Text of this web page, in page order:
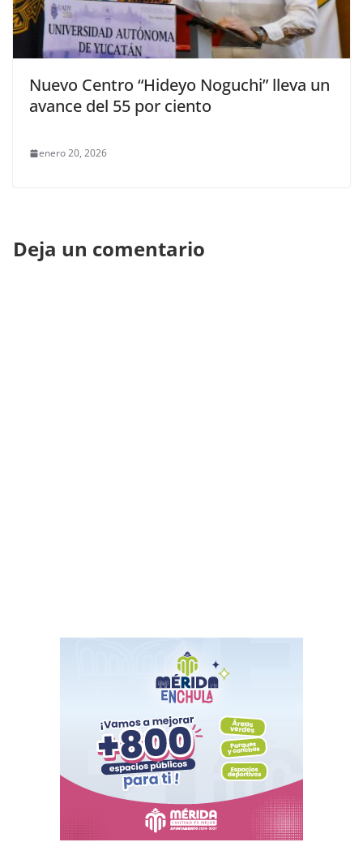
Nuevo Centro “Hideyo Noguchi” lleva un
avance del 55 por ciento
enero 20, 2026
Deja un comentario